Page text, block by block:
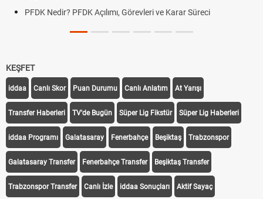
PFDK Nedir? PFDK Açılımı, Görevleri ve Karar Süreci
KEŞFET
iddaa Canlı Skor Puan Durumu Canlı Anlatım At Yarışı
Transfer Haberleri TV'de Bugün Süper Lig Fikstür Süper Lig Haberleri
iddaa Programı Galatasaray Fenerbahçe Beşiktaş Trabzonspor
Galatasaray Transfer Fenerbahçe Transfer Beşiktaş Transfer
Trabzonspor Transfer Canlı İzle iddaa Sonuçları Aktif Sayaç